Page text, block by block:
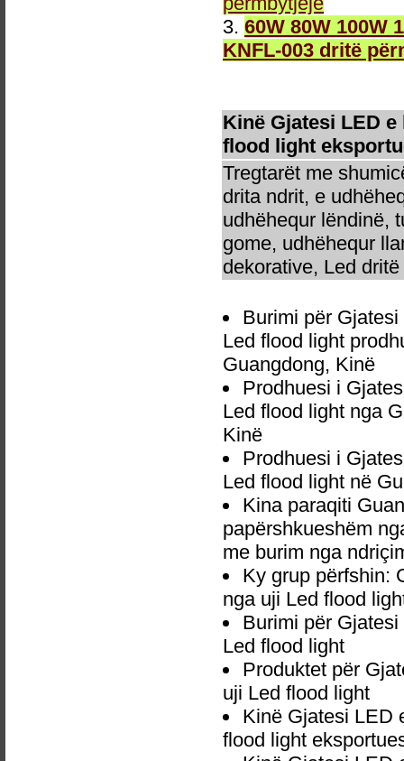
3. 60W 80W 100W
KNFL-003 dritë
Kinë Gjatesi LED
flood light
Tregtarët me
drita ndrit, e
udhëhequr lëndinë,
gome, udhëhequr
dekorative, Led
Burimi për
Led flood light
Guangdong, Kinë
Prodhuesi i
Led flood light nga
Kinë
Prodhuesi i
Led flood light në
Kina paraqiti
papërshkueshëm
me burim nga
Ky grup përfshin:
nga uji Led flood
Burimi për
Led flood light
Produktet për
uji Led flood light
Kinë Gjatesi LED
flood light